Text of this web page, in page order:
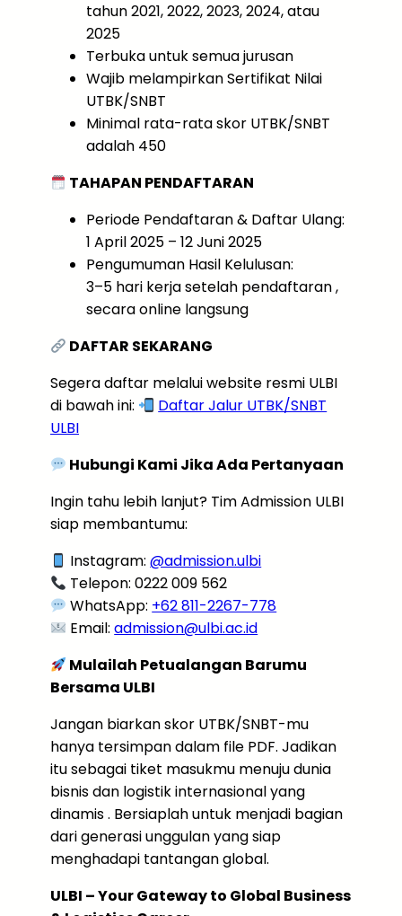
tahun 2021, 2022, 2023, 2024, atau
2025
Terbuka untuk semua jurusan
Wajib melampirkan Sertifikat Nilai
UTBK/SNBT
Minimal rata-rata skor UTBK/SNBT
adalah 450
TAHAPAN PENDAFTARAN
Periode Pendaftaran & Daftar Ulang:
1 April 2025 – 12 Juni 2025
Pengumuman Hasil Kelulusan:
3–5 hari kerja setelah pendaftaran ,
secara online langsung
DAFTAR SEKARANG
Segera daftar melalui website resmi ULBI
di bawah ini:
Daftar Jalur UTBK/SNBT
ULBI
Hubungi Kami Jika Ada Pertanyaan
Ingin tahu lebih lanjut? Tim Admission ULBI
siap membantumu:
Instagram:@admission.ulbi
Telepon: 0222 009 562
WhatsApp: +62 811-2267-778
Email:admission@ulbi.ac.id
Mulailah Petualangan Barumu
Bersama ULBI
Jangan biarkan skor UTBK/SNBT-mu
hanya tersimpan dalam file PDF. Jadikan
itu sebagai tiket masukmu menuju dunia
bisnis dan logistik internasional yang
dinamis . Bersiaplah untuk menjadi bagian
dari generasi unggulan yang siap
menghadapi tantangan global.
ULBI – Your Gateway to Global Business